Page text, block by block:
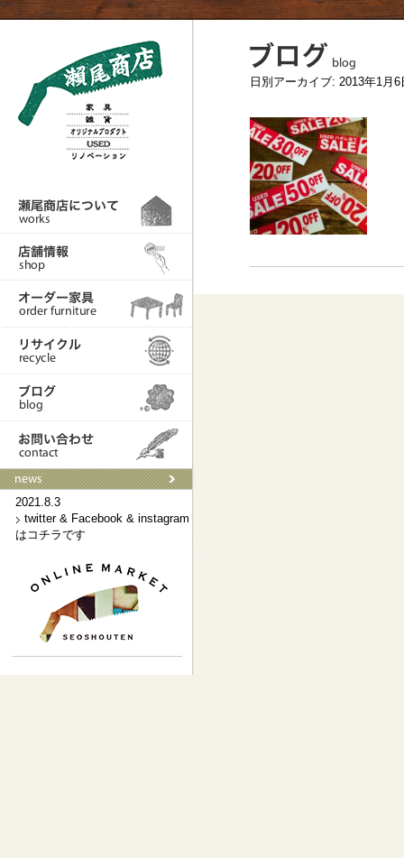
2021.9.3
ネットショップはこちらです
2021.8.3
twitter & Facebook & instagram
はコチラです
日別アーカイブ: 2013年1月6